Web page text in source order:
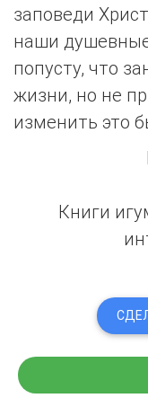
заповеди
наши
попусту, что
жизни, но не
изменить это
Книги